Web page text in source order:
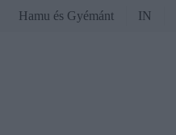
Hamu és Gyémánt IN